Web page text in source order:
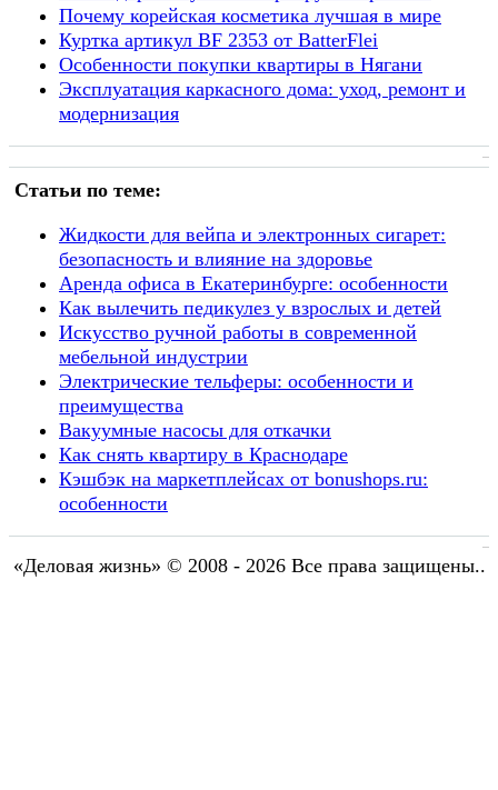
Почему корейская косметика лучшая в мире
Куртка артикул BF 2353 от BatterFlei
Особенности покупки квартиры в Нягани
Эксплуатация каркасного дома: уход, ремонт и
модернизация
Статьи по теме:
Жидкости для вейпа и электронных сигарет:
безопасность и влияние на здоровье
Аренда офиса в Екатеринбурге: особенности
Как вылечить педикулез у взрослых и детей
Искусство ручной работы в современной
мебельной индустрии
Электрические тельферы: особенности и
преимущества
Вакуумные насосы для откачки
Как снять квартиру в Краснодаре
Кэшбэк на маркетплейсах от bonushops.ru:
особенности
«Деловая жизнь» © 2008 - 2026 Все права защищены..